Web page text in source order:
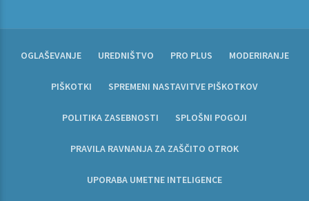
OGLAŠEVANJE UREDNIŠTVO PRO PLUS MODERIRANJE
PIŠKOTKI SPREMENI NASTAVITVE PIŠKOTKOV
POLITIKA ZASEBNOSTI SPLOŠNI POGOJI
PRAVILA RAVNANJA ZA ZAŠČITO OTROK
UPORABA UMETNE INTELIGENCE